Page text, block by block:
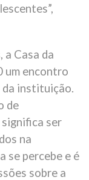
a Casa da
um encontro
da instituição.
de
ser
na
se percebe e é
sobre a